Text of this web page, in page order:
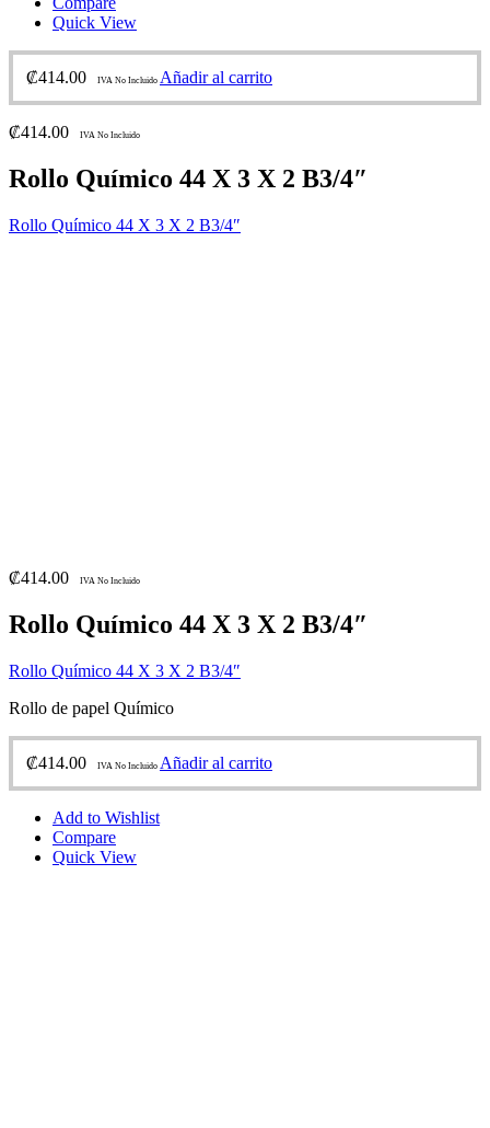
Quick View
₡414.00 IVA No Incluido Añadir al carrito
₡414.00 IVA No Incluido
Rollo Químico 44 X 3 X 2 B3/4″
Rollo Químico 44 X 3 X 2 B3/4″
₡414.00 IVA No Incluido
Rollo Químico 44 X 3 X 2 B3/4″
Rollo Químico 44 X 3 X 2 B3/4″
Rollo de papel Químico
₡414.00 IVA No Incluido Añadir al carrito
Add to Wishlist
Compare
Quick View